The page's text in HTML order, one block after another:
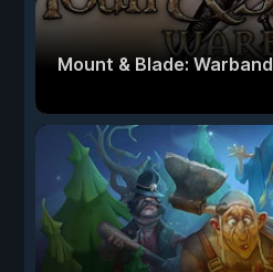
Mount & Blade: Warband